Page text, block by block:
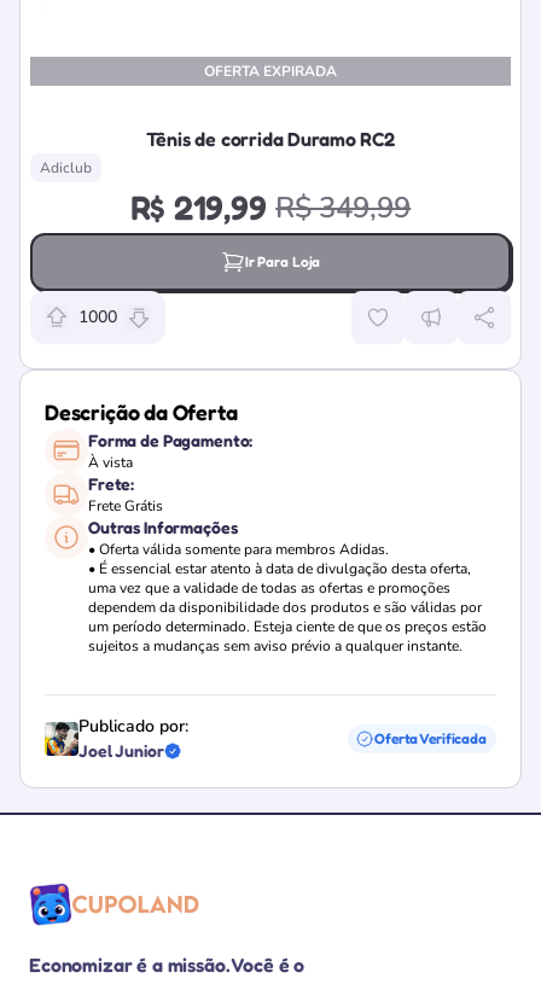
OFERTA EXPIRADA
Tênis de corrida Duramo RC2
Adiclub
R$ 219,99 R$ 349,99
Ir Para Loja
Relevância da oferta: 1000 pontos
1000
Descrição da Oferta
Forma de Pagamento:
À vista
Frete:
Frete Grátis
Outras Informações
• Oferta válida somente para membros Adidas.
• É essencial estar atento à data de divulgação desta oferta,
uma vez que a validade de todas as ofertas e promoções
dependem da disponibilidade dos produtos e são válidas por
um período determinado. Esteja ciente de que os preços estão
sujeitos a mudanças sem aviso prévio a qualquer instante.
Publicado por:
Joel JuniorLoja verificada
Oferta Verificada
Economizar é a missão. Você é o